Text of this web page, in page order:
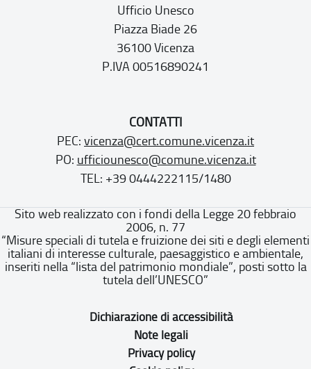
Ufficio Unesco
Piazza Biade 26
36100 Vicenza
P.IVA 00516890241
CONTATTI
PEC: vicenza@cert.comune.vicenza.it
PO: ufficiounesco@comune.vicenza.it
TEL: +39 0444222115/1480
Sito web realizzato con i fondi della Legge 20 febbraio
2006, n. 77
“Misure speciali di tutela e fruizione dei siti e degli elementi
italiani di interesse culturale, paesaggistico e ambientale,
inseriti nella “lista del patrimonio mondiale”, posti sotto la
tutela dell’UNESCO”
Dichiarazione di accessibilità
Note legali
Privacy policy